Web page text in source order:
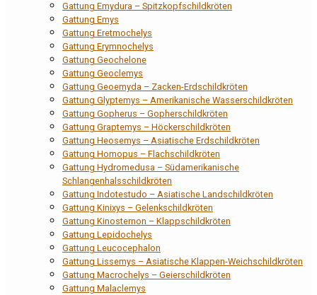
Gattung Emydura – Spitzkopfschildkröten
Gattung Emys
Gattung Eretmochelys
Gattung Erymnochelys
Gattung Geochelone
Gattung Geoclemys
Gattung Geoemyda – Zacken-Erdschildkröten
Gattung Glyptemys – Amerikanische Wasserschildkröten
Gattung Gopherus – Gopherschildkröten
Gattung Graptemys – Höckerschildkröten
Gattung Heosemys – Asiatische Erdschildkröten
Gattung Homopus – Flachschildkröten
Gattung Hydromedusa – Südamerikanische
Schlangenhalsschildkröten
Gattung Indotestudo – Asiatische Landschildkröten
Gattung Kinixys – Gelenkschildkröten
Gattung Kinosternon – Klappschildkröten
Gattung Lepidochelys
Gattung Leucocephalon
Gattung Lissemys – Asiatische Klappen-Weichschildkröten
Gattung Macrochelys – Geierschildkröten
Gattung Malaclemys